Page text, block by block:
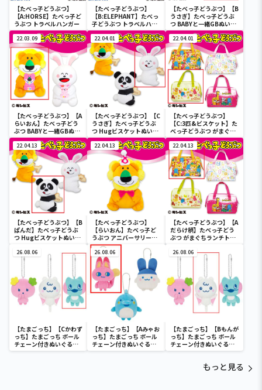
【たべっ子どうぶつ】
【A:HORSE】たべっ子ど
うぶつ トラベルハンガー
【たべっ子どうぶつ】
【B:ELEPHANT】たべっ
子どうぶつ トラベルハン
ガー
【たべっ子どうぶつ】【B
うさぎ】たべっ子どうぶ
つ BABYと一緒GBぬいぐ
るみ
22.03.09
【たべっ子どうぶつ】【A
らいおん】たべっ子どう
ぶつ BABYと一緒GBぬい
ぐるみ
22.04.01
【たべっ子どうぶつ】【C
うさぎ】たべっ子どうぶ
つ Hugビスケットぬいぐ
るみ2
22.04.01
【たべっ子どうぶつ】
【C:3匹&ビスケット】た
べっ子どうぶつ がまぐち
ランチトートバッグ2
22.04.13
【たべっ子どうぶつ】【B
ぱんだ】たべっ子どうぶ
つ Hugビスケットぬいぐ
22.04.13
【たべっ子どうぶつ】
【らいおん】たべっ子ど
うぶつ アニバーサリー
BIG
22.04.13
【たべっ子どうぶつ】【A
だらけ柄】たべっ子どう
ぶつ がまぐちランチトー
26.08.06
【たまごっち】【Cかわず
っち】たまごっち ボール
チェーン付きぬいぐるみ
～Tamagotchi
26.08.06
【たまごっち】【Aみゃお
っち】たまごっち ボール
チェーン付きぬいぐるみ
～Tamagotchi
26.08.06
【たまごっち】【Bもんが
っち】たまごっち ボール
チェーン付きぬいぐるみ
～Tamagotchi
もっと見る